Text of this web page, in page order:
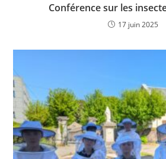
Conférence sur les
17 juin 2025